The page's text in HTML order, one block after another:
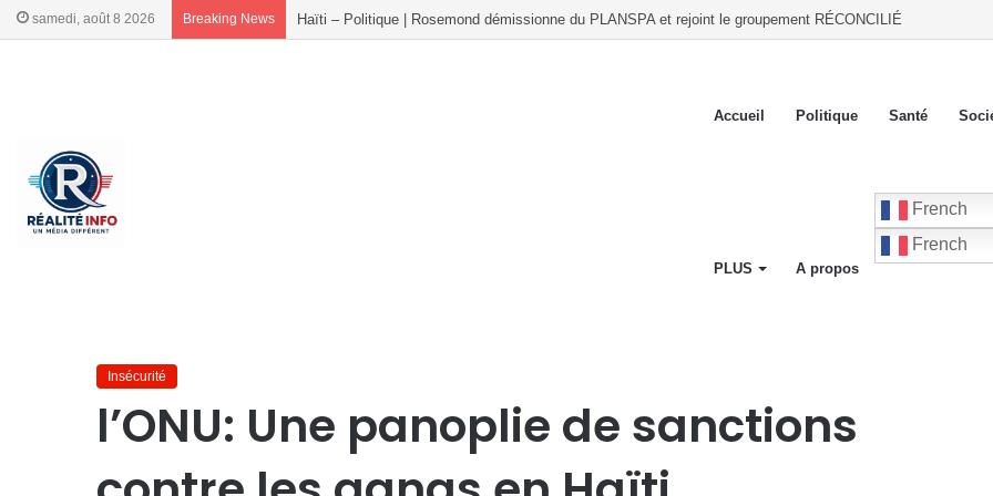
samedi, août 8 2026 Breaking News Haïti : les Acteurs Favorables à la Cour de Cassation annoncent une mobilisation contre le gouvernement à
Accueil Politique Santé
PLUS A propos
French
French
French
Insécurité
l’ONU: Une panoplie de sanctions